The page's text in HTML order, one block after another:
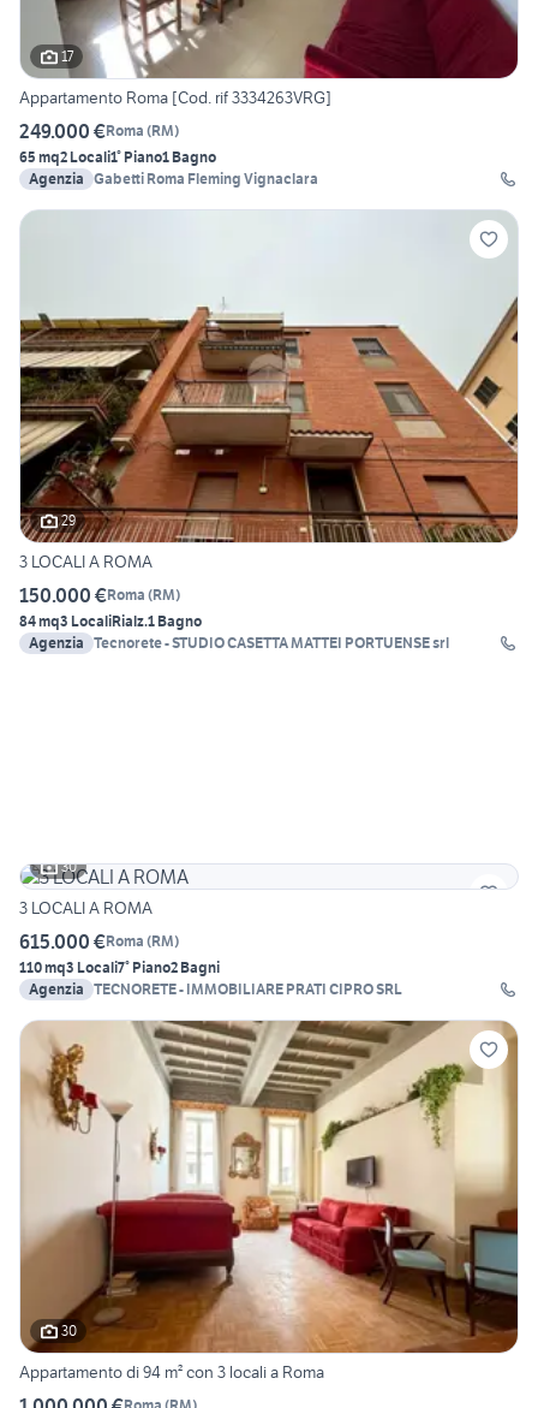
17
Appartamento Roma [Cod. rif 3334263VRG]
249.000 €Roma (RM)
65 mq2 Locali1° Piano1 Bagno
Agenzia Gabetti Roma Fleming Vignaclara
29
3 LOCALI A ROMA
150.000 €Roma (RM)
84 mq3 LocaliRialz.1 Bagno
Agenzia Tecnorete - STUDIO CASETTA MATTEI PORTUENSE srl
30
3 LOCALI A ROMA
615.000 €Roma (RM)
110 mq3 Locali7° Piano2 Bagni
Agenzia TECNORETE - IMMOBILIARE PRATI CIPRO SRL
30
Appartamento di 94 m² con 3 locali a Roma